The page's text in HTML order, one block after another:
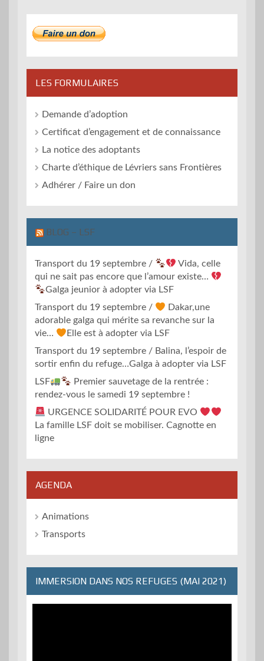
LES FORMULAIRES
Demande d’adoption
Certificat d’engagement et de connaissance
La notice des adoptants
Charte d’éthique de Lévriers sans Frontières
Adhérer / Faire un don
BLOG – LSF
Transport du 19 septembre /
Vida, celle
qui ne sait pas encore que l’amour existe…
Galga jeunior à adopter via LSF
Transport du 19 septembre /
Dakar,une
adorable galga qui mérite sa revanche sur la
vie…
Elle est à adopter via LSF
Transport du 19 septembre / Balina, l’espoir de
sortir enfin du refuge…Galga à adopter via LSF
LSF
Premier sauvetage de la rentrée :
rendez-vous le samedi 19 septembre !
URGENCE SOLIDARITÉ POUR EVO
La famille LSF doit se mobiliser. Cagnotte en
ligne
AGENDA
Animations
Transports
IMMERSION DANS NOS REFUGES (MAI 2021)